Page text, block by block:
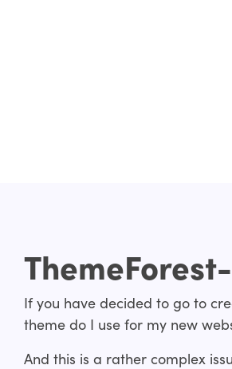
If you have decided to go to
theme do I use for my new
And this is a rather complex